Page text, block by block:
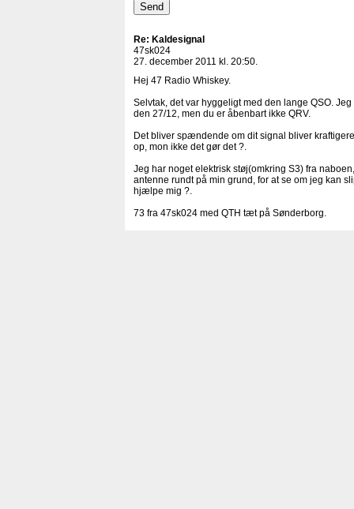
Re: Kaldesignal
47sk024
27. december 2011 kl. 20:50.
Hej 47 Radio Whiskey.
Selvtak, det var hyggeligt med den lange QSO.
den 27/12, men du er åbenbart ikke QRV.
Det bliver spændende om dit signal bliver
op, mon ikke det gør det ?.
Jeg har noget elektrisk støj(omkring S3) fra
antenne rundt på min grund, for at se om jeg kan
hjælpe mig ?.
73 fra 47sk024 med QTH tæt på Sønderborg.